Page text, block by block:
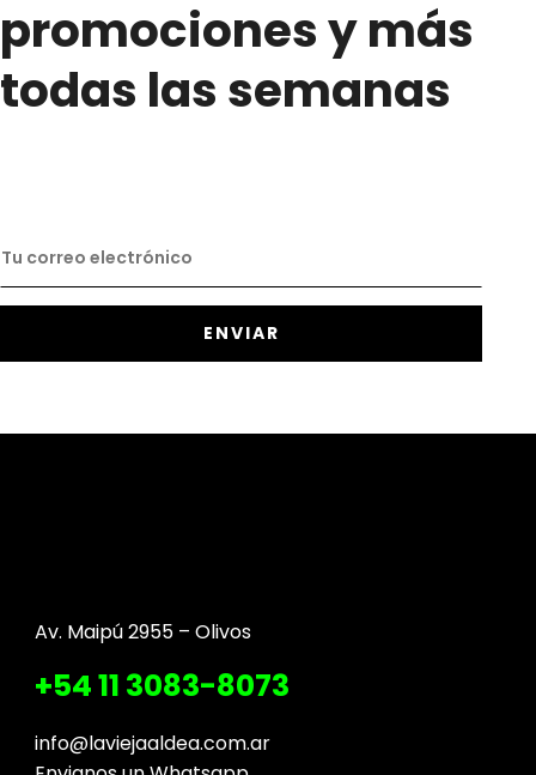
promociones y más
todas las semanas
Av. Maipú 2955 – Olivos
+54 11 3083-8073
info@laviejaaldea.com.ar